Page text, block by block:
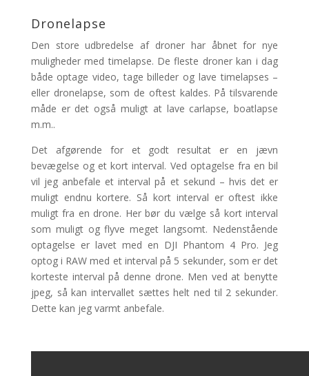
Dronelapse
Den store udbredelse af droner har åbnet for nye
muligheder med timelapse. De fleste droner kan i dag
både optage video, tage billeder og lave timelapses –
eller dronelapse, som de oftest kaldes. På tilsvarende
måde er det også muligt at lave carlapse, boatlapse
m.m..
Det afgørende for et godt resultat er en jævn
bevægelse og et kort interval. Ved optagelse fra en bil
vil jeg anbefale et interval på et sekund – hvis det er
muligt endnu kortere. Så kort interval er oftest ikke
muligt fra en drone. Her bør du vælge så kort interval
som muligt og flyve meget langsomt. Nedenstående
optagelse er lavet med en DJI Phantom 4 Pro. Jeg
optog i RAW med et interval på 5 sekunder, som er det
korteste interval på denne drone. Men ved at benytte
jpeg, så kan intervallet sættes helt ned til 2 sekunder.
Dette kan jeg varmt anbefale.